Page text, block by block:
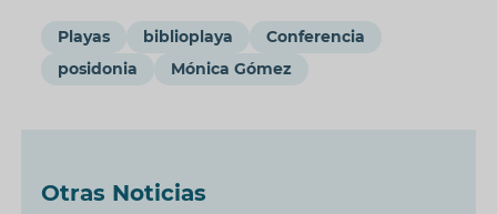
Playas biblioplaya
Conferencia
posidonia
Mónica Gómez
Otras Noticias